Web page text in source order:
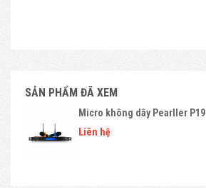
SẢN PHẨM ĐÃ XEM
Micro không dây Pearller P19
Liên hệ